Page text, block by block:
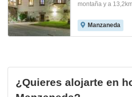
montaña y a
Manzaneda
¿Quieres alojarte en